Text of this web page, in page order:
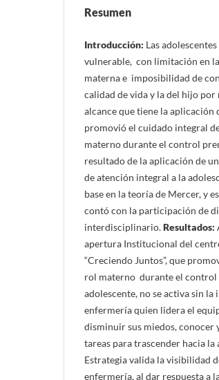
Resumen
Introducción: Las
vulnerable, con limitación en
materna e imposibilidad de
calidad de vida y la del hijo
alcance que tiene la aplicación
promovió el cuidado integral
materno durante el control
resultado de la aplicación de
de atención integral a la
base en la teoría de Mercer, y
contó con la participación de
interdisciplinario.Resultados:
apertura Institucional del
“Creciendo Juntos”, que
rol materno durante el control
adolescente, no se activa sin
enfermería quien lidera el
disminuir sus miedos, conocer
tareas para trascender hacia
Estrategia valida la visibilidad
enfermería, al dar respuesta a